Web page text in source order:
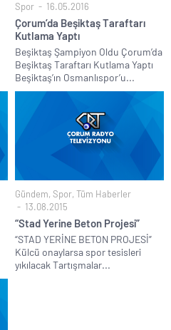
Spor 16.05.2016
Çorum’da Beşiktaş Taraftarı
Kutlama Yaptı
Beşiktaş Şampiyon Oldu Çorum’da
Beşiktaş Taraftarı Kutlama Yaptı
Beşiktaş’ın Osmanlıspor’u...
Gündem, Spor, Tüm Haberler
13.08.2015
“Stad Yerine Beton Projesi”
“STAD YERİNE BETON PROJESİ”
Külcü onaylarsa spor tesisleri
yıkılacak Tartışmalar...